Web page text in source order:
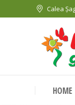
Calea
HOME